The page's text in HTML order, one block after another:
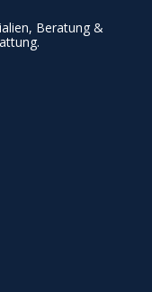
Beratung &